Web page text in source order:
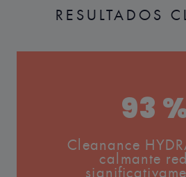
RESULTADOS
93
Cleanance
calmante